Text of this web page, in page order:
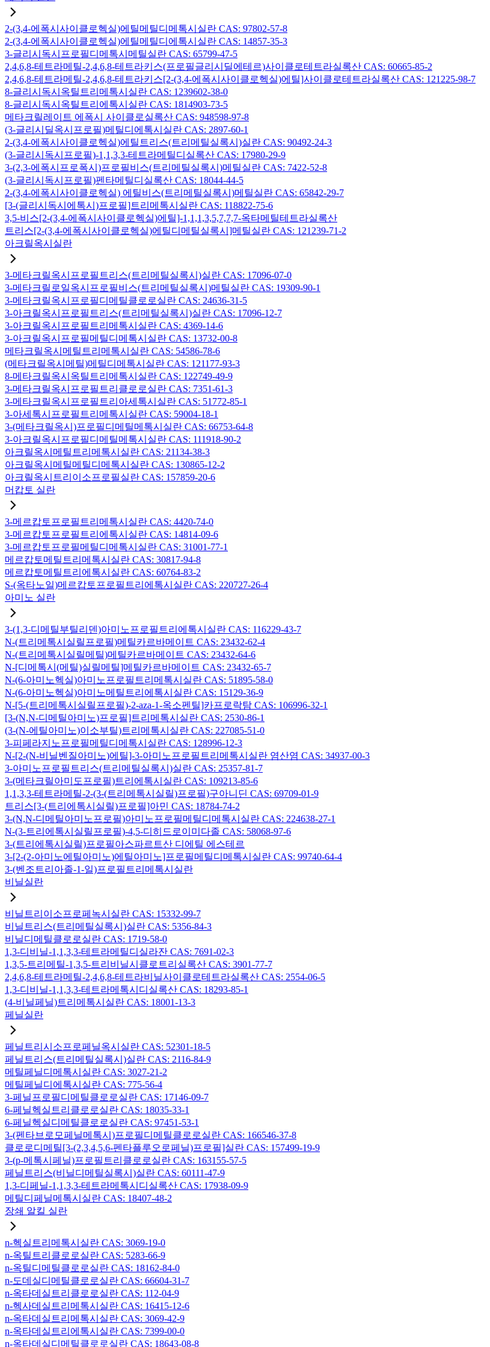
2-(3,4-에폭시사이클로헥실)에틸메틸디메톡시실란 CAS: 97802-57-8
2-(3,4-에폭시사이클로헥실)에틸메틸디에톡시실란 CAS: 14857-35-3
3-글리시독시프로필디메톡시메틸실란 CAS: 65799-47-5
2,4,6,8-테트라메틸-2,4,6,8-테트라키스(프로필글리시딜에테르)사이클로테트라실록산 CAS: 60665-85-2
2,4,6,8-테트라메틸-2,4,6,8-테트라키스[2-(3,4-에폭시사이클로헥실)에틸]사이클로테트라실록산 CAS: 121225-98-7
8-글리시독시옥틸트리메톡시실란 CAS: 1239602-38-0
8-글리시독시옥틸트리에톡시실란 CAS: 1814903-73-5
메타크릴레이트 에폭시 사이클로실록산 CAS: 948598-97-8
(3-글리시딜옥시프로필)메틸디에톡시실란 CAS: 2897-60-1
2-(3,4-에폭시사이클로헥실)에틸트리스(트리메틸실록시)실란 CAS: 90492-24-3
(3-글리시독시프로필)-1,1,3,3-테트라메틸디실록산 CAS: 17980-29-9
3-(2,3-에폭시프로폭시)프로필비스(트리메틸실록시)메틸실란 CAS: 7422-52-8
(3-글리시독시프로필)펜타메틸디실록산 CAS: 18044-44-5
2-(3,4-에폭시사이클로헥실) 에틸비스(트리메틸실록시)메틸실란 CAS: 65842-29-7
[3-(글리시독시에톡시)프로필]트리메톡시실란 CAS: 118822-75-6
3,5-비스[2-(3,4-에폭시사이클로헥실)에틸]-1,1,1,3,5,7,7,7-옥타메틸테트라실록산
트리스[2-(3,4-에폭시사이클로헥실)에틸디메틸실록시]메틸실란 CAS: 121239-71-2
아크릴옥시실란
3-메타크릴옥시프로필트리스(트리메틸실록시)실란 CAS: 17096-07-0
3-메타크릴로일옥시프로필비스(트리메틸실록시)메틸실란 CAS: 19309-90-1
3-메타크릴옥시프로필디메틸클로로실란 CAS: 24636-31-5
3-아크릴옥시프로필트리스(트리메틸실록시)실란 CAS: 17096-12-7
3-아크릴옥시프로필트리메톡시실란 CAS: 4369-14-6
3-아크릴옥시프로필메틸디메톡시실란 CAS: 13732-00-8
메타크릴옥시메틸트리메톡시실란 CAS: 54586-78-6
(메타크릴옥시메틸)메틸디메톡시실란 CAS: 121177-93-3
8-메타크릴옥시옥틸트리메톡시실란 CAS: 122749-49-9
3-메타크릴옥시프로필트리클로로실란 CAS: 7351-61-3
3-메타크릴옥시프로필트리아세톡시실란 CAS: 51772-85-1
3-아세톡시프로필트리메톡시실란 CAS: 59004-18-1
3-(메타크릴옥시)프로필디메틸메톡시실란 CAS: 66753-64-8
3-아크릴옥시프로필디메틸메톡시실란 CAS: 111918-90-2
아크릴옥시메틸트리메톡시실란 CAS: 21134-38-3
아크릴옥시메틸메틸디메톡시실란 CAS: 130865-12-2
아크릴옥시트리이소프로필실란 CAS: 157859-20-6
머캅토 실란
3-메르캅토프로필트리메톡시실란 CAS: 4420-74-0
3-메르캅토프로필트리에톡시실란 CAS: 14814-09-6
3-메르캅토프로필메틸디메톡시실란 CAS: 31001-77-1
메르캅토메틸트리메톡시실란 CAS: 30817-94-8
메르캅토메틸트리에톡시실란 CAS: 60764-83-2
S-(옥타노일)메르캅토프로필트리에톡시실란 CAS: 220727-26-4
아미노 실란
3-(1,3-디메틸부틸리덴)아미노프로필트리에톡시실란 CAS: 116229-43-7
N-(트리메톡시실릴프로필)메틸카르바메이트 CAS: 23432-62-4
N-(트리메톡시실릴메틸)메틸카르바메이트 CAS: 23432-64-6
N-[디메톡시(메틸)실릴메틸]메틸카르바메이트 CAS: 23432-65-7
N-(6-아미노헥실)아미노프로필트리메톡시실란 CAS: 51895-58-0
N-(6-아미노헥실)아미노메틸트리에톡시실란 CAS: 15129-36-9
N-[5-(트리메톡시실릴프로필)-2-aza-1-옥소펜틸]카프로락탐 CAS: 106996-32-1
[3-(N,N-디메틸아미노)프로필]트리메톡시실란 CAS: 2530-86-1
(3-(N-에틸아미노)이소부틸)트리메톡시실란 CAS: 227085-51-0
3-피페라지노프로필메틸디메톡시실란 CAS: 128996-12-3
N-[2-(N-비닐벤질아미노)에틸]-3-아미노프로필트리메톡시실란 염산염 CAS: 34937-00-3
3-아미노프로필트리스(트리메틸실록시)실란 CAS: 25357-81-7
3-(메타크릴아미도프로필)트리에톡시실란 CAS: 109213-85-6
1,1,3,3-테트라메틸-2-(3-(트리메톡시실릴)프로필)구아니딘 CAS: 69709-01-9
트리스[3-(트리에톡시실릴)프로필]아민 CAS: 18784-74-2
3-(N,N-디메틸아미노프로필)아미노프로필메틸디메톡시실란 CAS: 224638-27-1
N-(3-트리에톡시실릴프로필)-4,5-디히드로이미다졸 CAS: 58068-97-6
3-(트리에톡시실릴)프로필아스파르트산 디에틸 에스테르
3-[2-(2-아미노에틸아미노)에틸아미노]프로필메틸디메톡시실란 CAS: 99740-64-4
3-(벤조트리아졸-1-일)프로필트리메톡시실란
비닐실란
비닐트리이소프로페녹시실란 CAS: 15332-99-7
비닐트리스(트리메틸실록시)실란 CAS: 5356-84-3
비닐디메틸클로로실란 CAS: 1719-58-0
1,3-디비닐-1,1,3,3-테트라메틸디실라잔 CAS: 7691-02-3
1,3,5-트리메틸-1,3,5-트리비닐시클로트리실록산 CAS: 3901-77-7
2,4,6,8-테트라메틸-2,4,6,8-테트라비닐사이클로테트라실록산 CAS: 2554-06-5
1,3-디비닐-1,1,3,3-테트라메톡시디실록산 CAS: 18293-85-1
(4-비닐페닐)트리메톡시실란 CAS: 18001-13-3
페닐실란
페닐트리시소프로페닐옥시실란 CAS: 52301-18-5
페닐트리스(트리메틸실록시)실란 CAS: 2116-84-9
메틸페닐디메톡시실란 CAS: 3027-21-2
메틸페닐디에톡시실란 CAS: 775-56-4
3-페닐프로필디메틸클로로실란 CAS: 17146-09-7
6-페닐헥실트리클로로실란 CAS: 18035-33-1
6-페닐헥실디메틸클로로실란 CAS: 97451-53-1
3-(펜타브로모페닐메톡시)프로필디메틸클로로실란 CAS: 166546-37-8
클로로디메틸[3-(2,3,4,5,6-펜타플루오로페닐)프로필]실란 CAS: 157499-19-9
3-(p-메톡시페닐)프로필트리클로로실란 CAS: 163155-57-5
페닐트리스(비닐디메틸실록시)실란 CAS: 60111-47-9
1,3-디페닐-1,1,3,3-테트라메톡시디실록산 CAS: 17938-09-9
메틸디페닐메톡시실란 CAS: 18407-48-2
장쇄 알킬 실란
n-헥실트리메톡시실란 CAS: 3069-19-0
n-옥틸트리클로로실란 CAS: 5283-66-9
n-옥틸디메틸클로로실란 CAS: 18162-84-0
n-도데실디메틸클로로실란 CAS: 66604-31-7
n-옥타데실트리클로로실란 CAS: 112-04-9
n-헥사데실트리메톡시실란 CAS: 16415-12-6
n-옥타데실트리메톡시실란 CAS: 3069-42-9
n-옥타데실트리에톡시실란 CAS: 7399-00-0
n-옥타데실디메틸클로로실란 CAS: 18643-08-8